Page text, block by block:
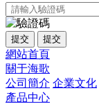
提交 提交
網站首頁
關于海歌
公司簡介 企業文化
產品中心